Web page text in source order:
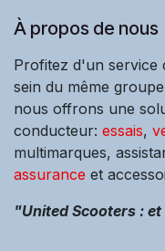
À propos de nous
Profitez d'un service
sein du même
nous offrons une
conducteur: essais,
multimarques,
assurance et
"United Scooters :